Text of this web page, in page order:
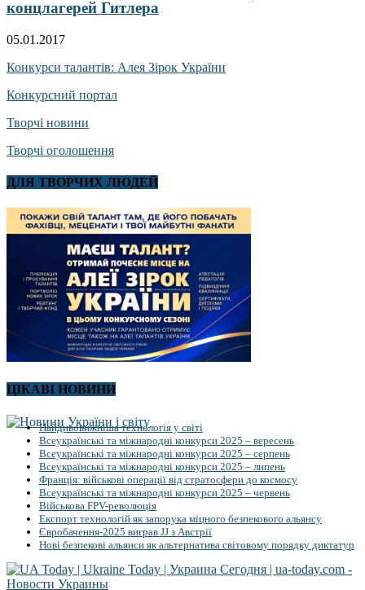
концлагерей Гитлера
05.01.2017
Конкурси талантів: Алея Зірок України
Конкурсний портал
Творчі новини
Творчі оголошення
ДЛЯ ТВОРЧИХ ЛЮДЕЙ
ЦІКАВІ НОВИНИ
Найдивовижніша технологія у світі
Всеукраїнські та міжнародні конкурси 2025 – вересень
Всеукраїнські та міжнародні конкурси 2025 – серпень
Всеукраїнські та міжнародні конкурси 2025 – липень
Франція: військові операції від стратосфери до космосу
Всеукраїнські та міжнародні конкурси 2025 – червень
Військова FPV-революція
Експорт технологій як запорука міцного безпекового альянсу
Євробачення-2025 виграв JJ з Австрії
Нові безпекові альянси як альтернатива світовому порядку диктатур